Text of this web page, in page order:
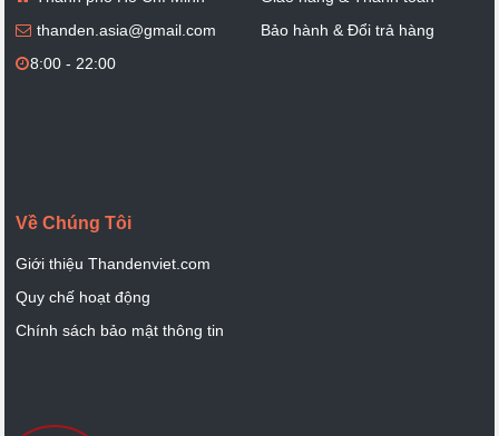
thanden.asia@gmail.com
8:00 - 22:00
Bảo hành & Đổi trả hàng
Về Chúng Tôi
Giới thiệu Thandenviet.com
Quy chế hoạt động
Chính sách bảo mật thông tin